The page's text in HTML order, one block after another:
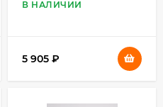
В НАЛИЧИИ
5 905 ₽